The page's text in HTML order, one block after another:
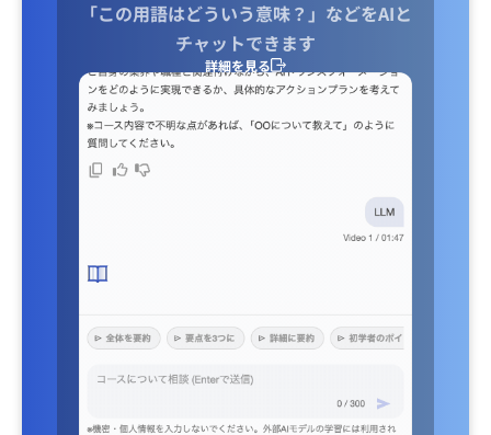
「この用語はどういう意味？」などをAIと
チャットできます
詳細を見る